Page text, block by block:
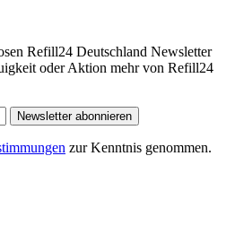
Refill24 Deutschland Newsletter
oder Aktion mehr von Refill24
Newsletter abonnieren
zur Kenntnis genommen.